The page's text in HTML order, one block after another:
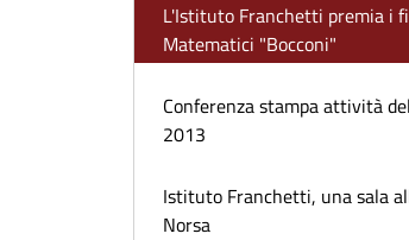
L'Istituto Franchetti premia i
Matematici "Bocconi"
Conferenza stampa attività
2013
Istituto Franchetti, una sala
Norsa